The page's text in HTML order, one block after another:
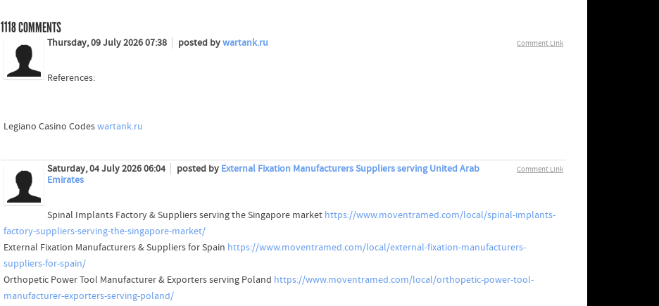
1118COMMENTS
Comment Link
Thursday, 09 July 2026 07:38 posted bywartank.ru
References:
Legiano Casino Codeswartank.ru
Comment Link
Saturday, 04 July 2026 06:04 posted by External Fixation Manufacturers Suppliers serving United Arab
Emirates
Spinal Implants Factory & Suppliers serving the Singapore market https://www.moventramed.com/local/spinal-implants-
factory-suppliers-serving-the-singapore-market/
External Fixation Manufacturers & Suppliers for Spain https://www.moventramed.com/local/external-fixation-manufacturers-
suppliers-for-spain/
Orthopetic Power Tool Manufacturer & Exporters serving Poland https://www.moventramed.com/local/orthopetic-power-tool-
manufacturer-exporters-serving-poland/